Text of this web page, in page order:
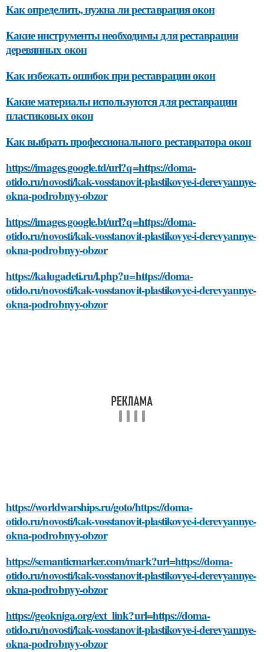
Как определить, нужна ли реставрация окон
Какие инструменты необходимы для реставрации
деревянных окон
Как избежать ошибок при реставрации окон
Какие материалы используются для реставрации
пластиковых окон
Как выбрать профессионального реставратора окон
https://images.google.td/url?q=https://doma-
otido.ru/novosti/kak-vosstanovit-plastikovye-i-derevyannye-
okna-podrobnyy-obzor
https://images.google.bt/url?q=https://doma-
otido.ru/novosti/kak-vosstanovit-plastikovye-i-derevyannye-
okna-podrobnyy-obzor
https://kalugadeti.ru/l.php?u=https://doma-
otido.ru/novosti/kak-vosstanovit-plastikovye-i-derevyannye-
okna-podrobnyy-obzor
https://worldwarships.ru/goto/https://doma-
otido.ru/novosti/kak-vosstanovit-plastikovye-i-derevyannye-
okna-podrobnyy-obzor
https://semanticmarker.com/mark?url=https://doma-
otido.ru/novosti/kak-vosstanovit-plastikovye-i-derevyannye-
okna-podrobnyy-obzor
https://geokniga.org/ext_link?url=https://doma-
otido.ru/novosti/kak-vosstanovit-plastikovye-i-derevyannye-
okna-podrobnyy-obzor